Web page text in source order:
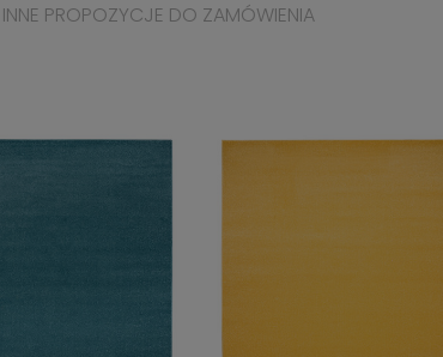
PROPOZYCJE DO ZAMÓWIENIA